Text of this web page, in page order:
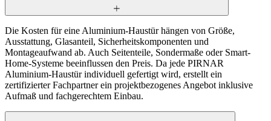
Die Kosten für eine Aluminium-Haustür hängen von Größe,
Ausstattung, Glasanteil, Sicherheitskomponenten und
Montageaufwand ab. Auch Seitenteile, Sondermaße oder Smart-
Home-Systeme beeinflussen den Preis. Da jede PIRNAR
Aluminium-Haustür individuell gefertigt wird, erstellt ein
zertifizierter Fachpartner ein projektbezogenes Angebot inklusive
Aufmaß und fachgerechtem Einbau.